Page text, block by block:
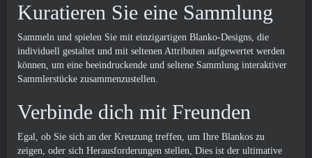
Kuratieren Sie eine Sammlung
Sammeln und spielen Sie mit einzigartigen Blanko-Designs, die
individuell gestaltet und mit seltenen Attributen aufgewertet werden
können, um eine beeindruckende und seltene Sammlung interaktiver
Sammlerstücke zusammenzustellen.
Verbinde dich mit Freunden
Egal, ob Sie sich an der Kreuzung treffen, um Ihre Blankos zu
zeigen, oder sich Herausforderungen stellen, Dies ist der ultimative